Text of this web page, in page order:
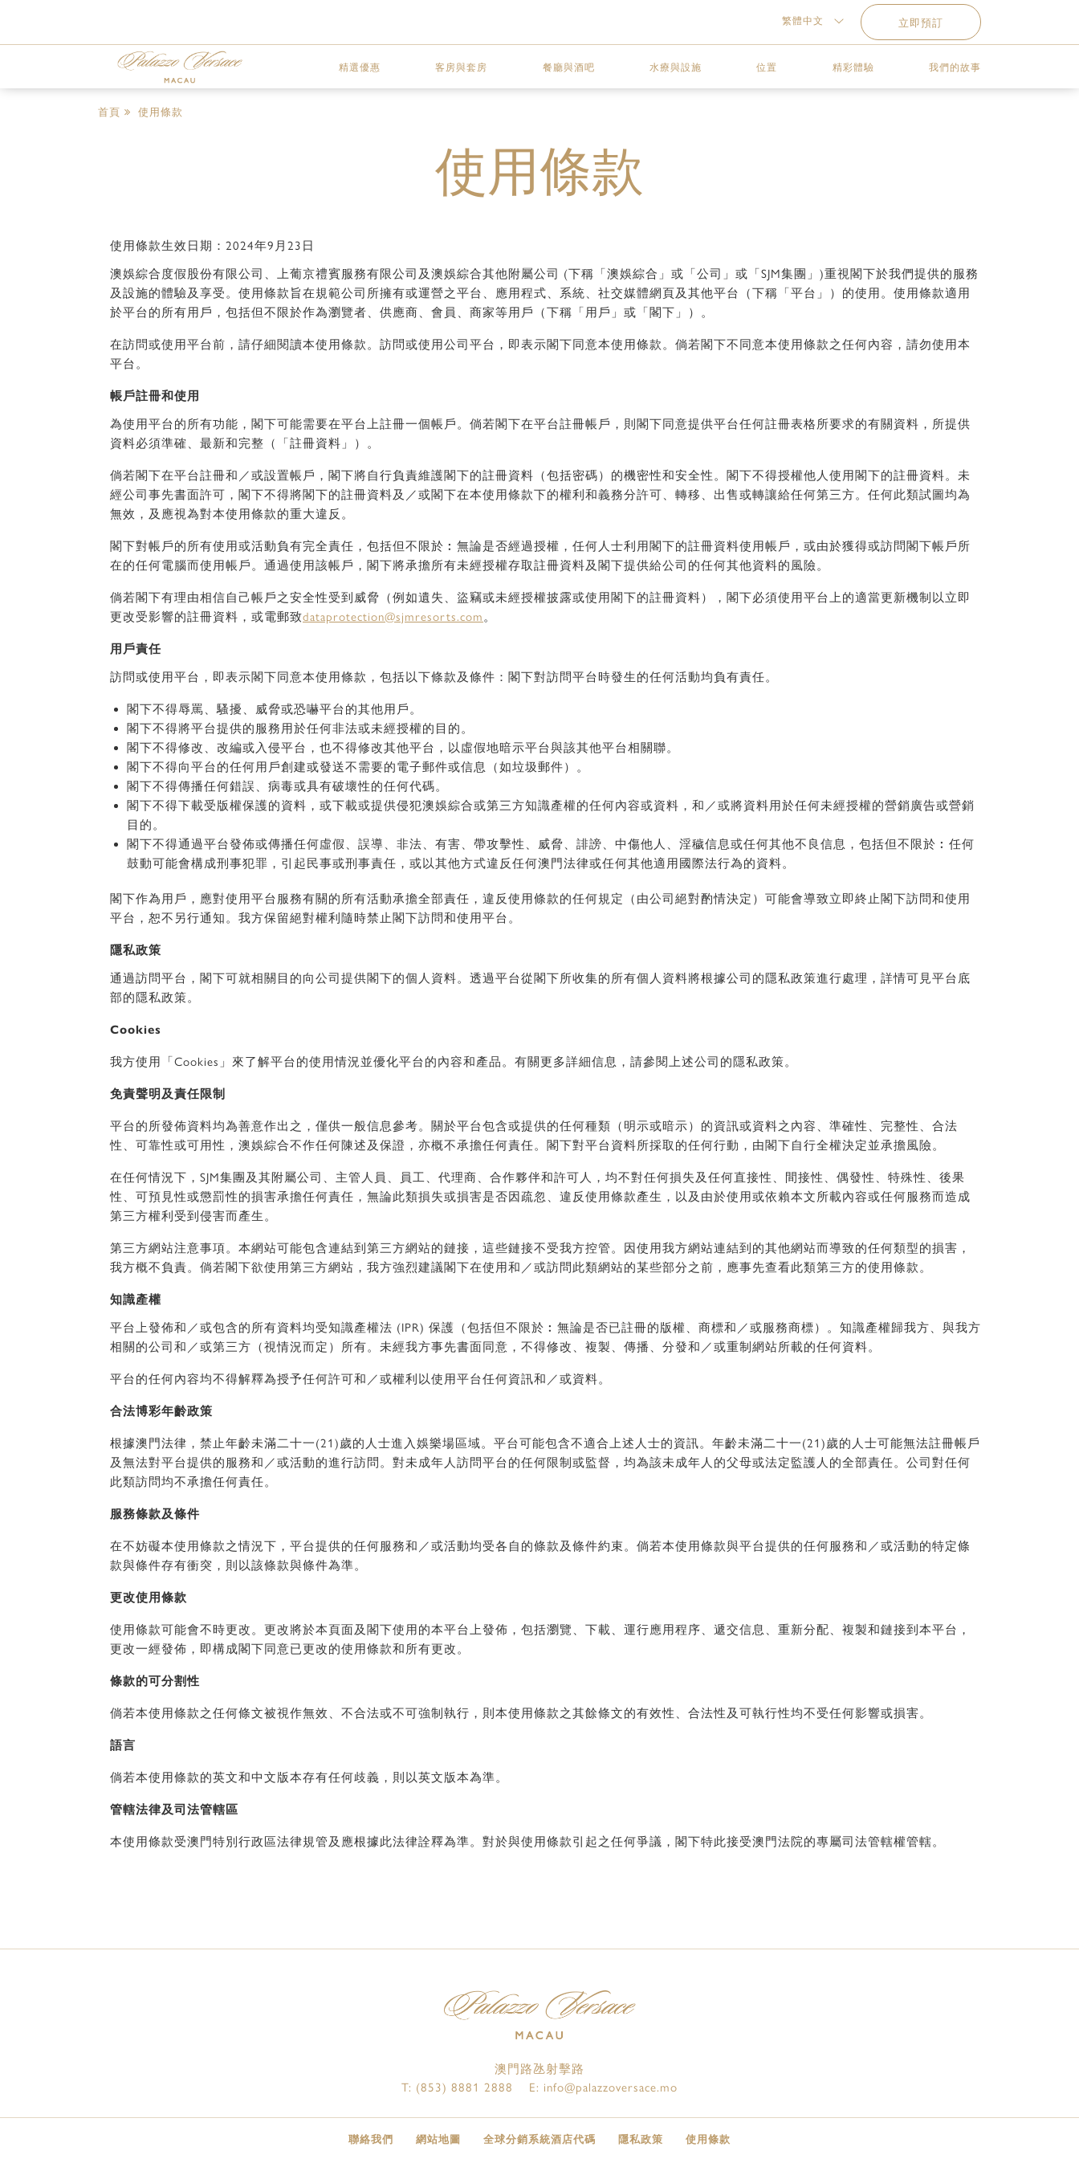
繁體中文 立即預訂
精選優惠 客房與套房 餐廳與酒吧 水療與設施 位置 精彩體驗 我們的故事
首頁 使用條款
使用條款
使用條款生效日期：2024年9月23日
澳娛綜合度假股份有限公司、上葡京禮賓服務有限公司及澳娛綜合其他附屬公司 (下稱「澳娛綜合」或「公司」或「SJM集團」)重視閣下於我們提供的服務
及設施的體驗及享受。使用條款旨在規範公司所擁有或運營之平台、應用程式、系統、社交媒體網頁及其他平台（下稱「平台」）的使用。使用條款適用
於平台的所有用戶，包括但不限於作為瀏覽者、供應商、會員、商家等用戶（下稱「用戶」或「閣下」）。
在訪問或使用平台前，請仔細閱讀本使用條款。訪問或使用公司平台，即表示閣下同意本使用條款。倘若閣下不同意本使用條款之任何內容，請勿使用本
平台。
帳戶註冊和使用
為使用平台的所有功能，閣下可能需要在平台上註冊一個帳戶。倘若閣下在平台註冊帳戶，則閣下同意提供平台任何註冊表格所要求的有關資料，所提供
資料必須準確、最新和完整（「註冊資料」）。
倘若閣下在平台註冊和／或設置帳戶，閣下將自行負責維護閣下的註冊資料（包括密碼）的機密性和安全性。閣下不得授權他人使用閣下的註冊資料。未
經公司事先書面許可，閣下不得將閣下的註冊資料及／或閣下在本使用條款下的權利和義務分許可、轉移、出售或轉讓給任何第三方。任何此類試圖均為
無效，及應視為對本使用條款的重大違反。
閣下對帳戶的所有使用或活動負有完全責任，包括但不限於︰無論是否經過授權，任何人士利用閣下的註冊資料使用帳戶，或由於獲得或訪問閣下帳戶所
在的任何電腦而使用帳戶。通過使用該帳戶，閣下將承擔所有未經授權存取註冊資料及閣下提供給公司的任何其他資料的風險。
倘若閣下有理由相信自己帳戶之安全性受到威脅（例如遺失、盜竊或未經授權披露或使用閣下的註冊資料），閣下必須使用平台上的適當更新機制以立即
更改受影響的註冊資料，或電郵致dataprotection@sjmresorts.com。
用戶責任
訪問或使用平台，即表示閣下同意本使用條款，包括以下條款及條件：閣下對訪問平台時發生的任何活動均負有責任。
閣下不得辱罵、騷擾、威脅或恐嚇平台的其他用戶。
閣下不得將平台提供的服務用於任何非法或未經授權的目的。
閣下不得修改、改編或入侵平台，也不得修改其他平台，以虛假地暗示平台與該其他平台相關聯。
閣下不得向平台的任何用戶創建或發送不需要的電子郵件或信息（如垃圾郵件）。
閣下不得傳播任何錯誤、病毒或具有破壞性的任何代碼。
閣下不得下載受版權保護的資料，或下載或提供侵犯澳娛綜合或第三方知識產權的任何內容或資料，和／或將資料用於任何未經授權的營銷廣告或營銷
目的。
閣下不得通過平台發佈或傳播任何虛假、誤導、非法、有害、帶攻擊性、威脅、誹謗、中傷他人、淫穢信息或任何其他不良信息，包括但不限於︰任何
鼓動可能會構成刑事犯罪，引起民事或刑事責任，或以其他方式違反任何澳門法律或任何其他適用國際法行為的資料。
閣下作為用戶，應對使用平台服務有關的所有活動承擔全部責任，違反使用條款的任何規定（由公司絕對酌情決定）可能會導致立即終止閣下訪問和使用
平台，恕不另行通知。我方保留絕對權利隨時禁止閣下訪問和使用平台。
隱私政策
通過訪問平台，閣下可就相關目的向公司提供閣下的個人資料。透過平台從閣下所收集的所有個人資料將根據公司的隱私政策進行處理，詳情可見平台底
部的隱私政策。
Cookies
我方使用「Cookies」來了解平台的使用情況並優化平台的內容和產品。有關更多詳細信息，請參閱上述公司的隱私政策。
免責聲明及責任限制
平台的所發佈資料均為善意作出之，僅供一般信息參考。關於平台包含或提供的任何種類（明示或暗示）的資訊或資料之內容、準確性、完整性、合法
性、可靠性或可用性，澳娛綜合不作任何陳述及保證，亦概不承擔任何責任。閣下對平台資料所採取的任何行動，由閣下自行全權決定並承擔風險。
在任何情況下，SJM集團及其附屬公司、主管人員、員工、代理商、合作夥伴和許可人，均不對任何損失及任何直接性、間接性、偶發性、特殊性、後果
性、可預見性或懲罰性的損害承擔任何責任，無論此類損失或損害是否因疏忽、違反使用條款產生，以及由於使用或依賴本文所載內容或任何服務而造成
第三方權利受到侵害而產生。
第三方網站注意事項。本網站可能包含連結到第三方網站的鏈接，這些鏈接不受我方控管。因使用我方網站連結到的其他網站而導致的任何類型的損害，
我方概不負責。倘若閣下欲使用第三方網站，我方強烈建議閣下在使用和／或訪問此類網站的某些部分之前，應事先查看此類第三方的使用條款。
知識產權
平台上發佈和／或包含的所有資料均受知識產權法 (IPR) 保護（包括但不限於︰無論是否已註冊的版權、商標和／或服務商標）。知識產權歸我方、與我方
相關的公司和／或第三方（視情況而定）所有。未經我方事先書面同意，不得修改、複製、傳播、分發和／或重制網站所載的任何資料。
平台的任何內容均不得解釋為授予任何許可和／或權利以使用平台任何資訊和／或資料。
合法博彩年齡政策
根據澳門法律，禁止年齡未滿二十一(21)歲的人士進入娛樂場區域。平台可能包含不適合上述人士的資訊。年齡未滿二十一(21)歲的人士可能無法註冊帳戶
及無法對平台提供的服務和／或活動的進行訪問。對未成年人訪問平台的任何限制或監督，均為該未成年人的父母或法定監護人的全部責任。公司對任何
此類訪問均不承擔任何責任。
服務條款及條件
在不妨礙本使用條款之情況下，平台提供的任何服務和／或活動均受各自的條款及條件約束。倘若本使用條款與平台提供的任何服務和／或活動的特定條
款與條件存有衝突，則以該條款與條件為準。
更改使用條款
使用條款可能會不時更改。更改將於本頁面及閣下使用的本平台上發佈，包括瀏覽、下載、運行應用程序、遞交信息、重新分配、複製和鏈接到本平台，
更改一經發佈，即構成閣下同意已更改的使用條款和所有更改。
條款的可分割性
倘若本使用條款之任何條文被視作無效、不合法或不可強制執行，則本使用條款之其餘條文的有效性、合法性及可執行性均不受任何影響或損害。
語言
倘若本使用條款的英文和中文版本存有任何歧義，則以英文版本為準。
管轄法律及司法管轄區
本使用條款受澳門特別行政區法律規管及應根據此法律詮釋為準。對於與使用條款引起之任何爭議，閣下特此接受澳門法院的專屬司法管轄權管轄。
澳門路氹射擊路
T: (853) 8881 2888 E: info@palazzoversace.mo
聯絡我們 網站地圖 全球分銷系統酒店代碼 隱私政策 使用條款